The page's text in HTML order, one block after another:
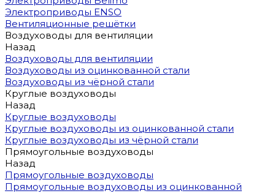
Электроприводы ENSO
Вентиляционные решётки
Воздуховоды для вентиляции
Назад
Воздуховоды для вентиляции
Воздуховоды из оцинкованной стали
Воздуховоды из чёрной стали
Круглые воздуховоды
Назад
Круглые воздуховоды
Круглые воздуховоды из оцинкованной стали
Круглые воздуховоды из чёрной стали
Прямоугольные воздуховоды
Назад
Прямоугольные воздуховоды
Прямоугольные воздуховоды из оцинкованной